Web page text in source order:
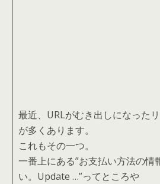
最近、URLがむき出しになった
が多くあります。
これもその一つ。
一番上にある”お支払い方法の情
い。Update …”ってところや